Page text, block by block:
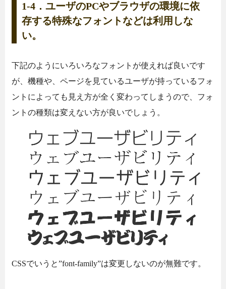
1-4．ユーザのPCやブラウザの環境に依
存する特殊なフォントなどは利用しな
い。
下記のようにいろいろなフォントが使えれば良いです
が、機種や、ページを見ているユーザが持っているフォ
ントによっても見え方が全く変わってしまうので、フォ
ントの種類は変えない方が良いでしょう。
CSSでいうと”font-family”は変更しないのが無難です。